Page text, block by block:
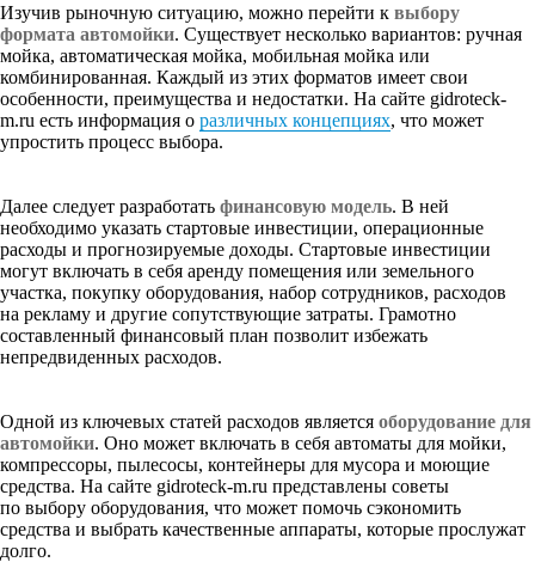
Изучив рыночную ситуацию, можно перейти к выбору
формата автомойки. Существует несколько вариантов: ручная
мойка, автоматическая мойка, мобильная мойка или
комбинированная. Каждый из этих форматов имеет свои
особенности, преимущества и недостатки. На сайте gidroteck-
m.ru есть информация о различных концепциях, что может
упростить процесс выбора.
Далее следует разработать финансовую модель. В ней
необходимо указать стартовые инвестиции, операционные
расходы и прогнозируемые доходы. Стартовые инвестиции
могут включать в себя аренду помещения или земельного
участка, покупку оборудования, набор сотрудников, расходов
на рекламу и другие сопутствующие затраты. Грамотно
составленный финансовый план позволит избежать
непредвиденных расходов.
Одной из ключевых статей расходов является оборудование для
автомойки. Оно может включать в себя автоматы для мойки,
компрессоры, пылесосы, контейнеры для мусора и моющие
средства. На сайте gidroteck-m.ru представлены советы
по выбору оборудования, что может помочь сэкономить
средства и выбрать качественные аппараты, которые прослужат
долго.